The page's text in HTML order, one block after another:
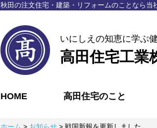
秋⽥の注⽂住宅・建築・リフォームのことなら当
いにしえの知恵に学ぶ
高田住宅工業
HOME 高田住宅のこと